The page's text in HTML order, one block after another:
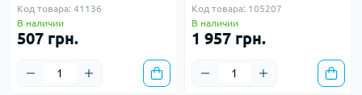
Код товара: 41136
В наличии
507 грн.
Код товара: 105207
В наличии
1 957 грн.